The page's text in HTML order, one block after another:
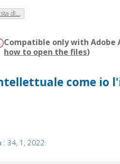
di...
Compatible only with Adobe
how to open the files)
come io
: 34, 1, 2022